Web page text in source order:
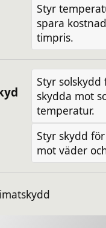
Styr
spara
timpris.
Styr solskydd
skydda mot
temperatur.
Styr skydd
mot väder